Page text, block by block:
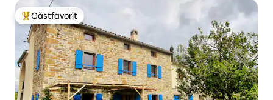
Populär gästfavorit
Gästfavorit